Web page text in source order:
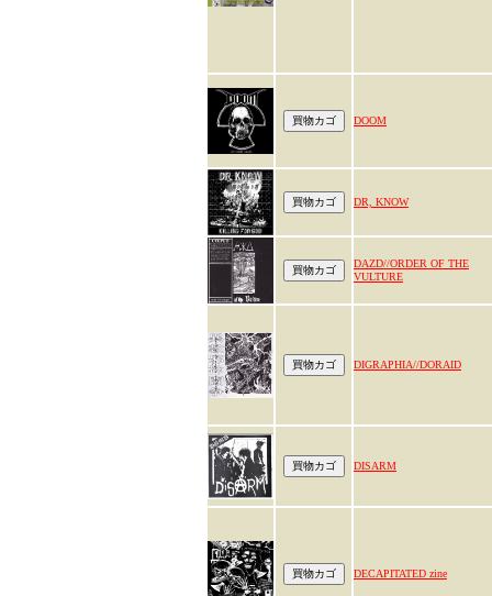
DOOM
DR, KNOW
DAZD//ORDER OF THE
VULTURE
DIGRAPHIA//DORAID
DISARM
DECAPITATED zine